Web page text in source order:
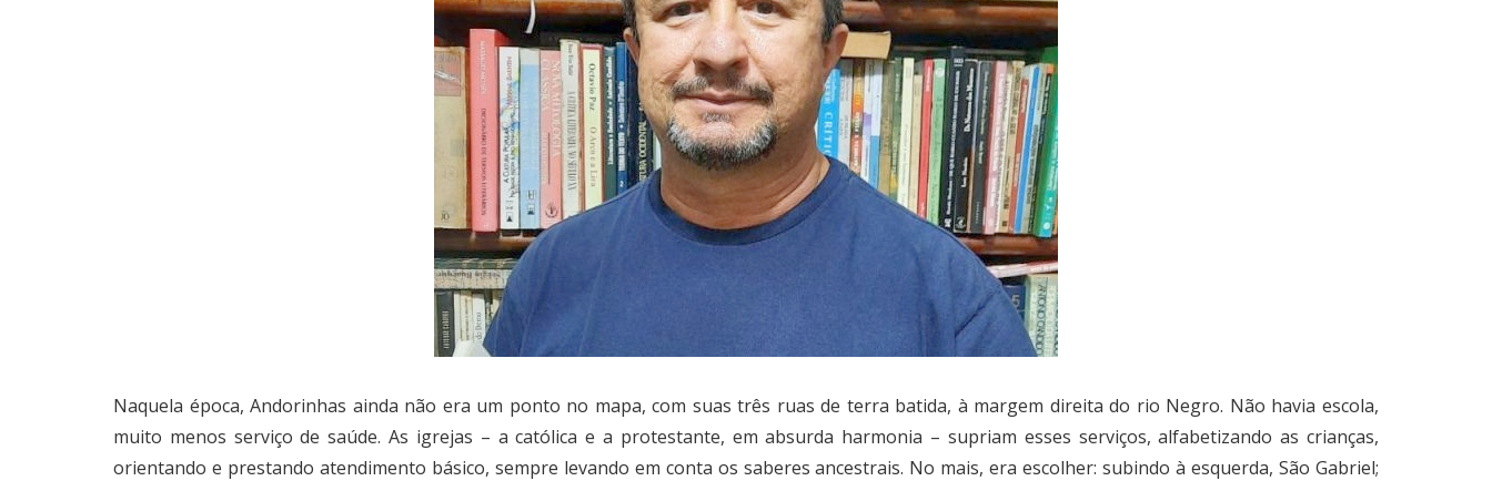
Naquela época, Andorinhas ainda não era um ponto no mapa, com suas três ruas de terra batida, à margem direita do rio Negro. Não havia escola,
muito menos serviço de saúde. As igrejas – a católica e a protestante, em absurda harmonia – supriam esses serviços, alfabetizando as crianças,
orientando e prestando atendimento básico, sempre levando em conta os saberes ancestrais. No mais, era escolher: subindo à esquerda, São Gabriel;